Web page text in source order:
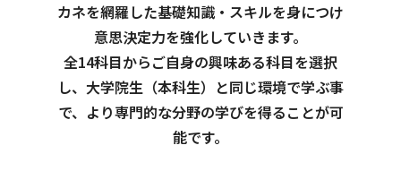
カネを網羅した基礎知識・スキルを身につけ
意思決定力を強化していきます。
全14科目からご自身の興味ある科目を選択
し、大学院生（本科生）と同じ環境で学ぶ事
で、より専門的な分野の学びを得ることが可
能です。